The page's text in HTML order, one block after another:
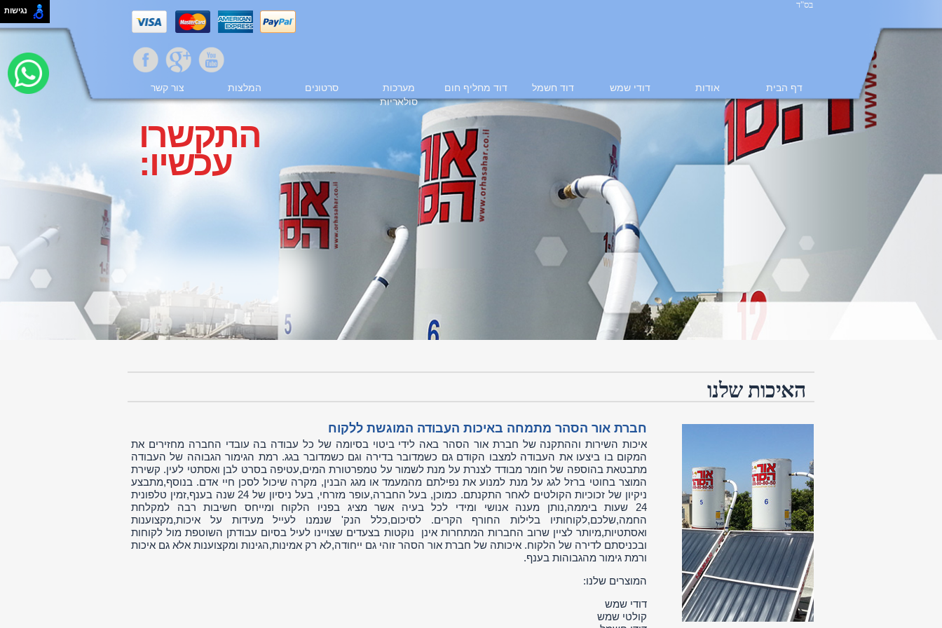
דף הבית אודות דודי שמש דוד חשמל דוד מחליף חום
מערכות
סולאריות
סרטונים המלצות צור קשר
בס"ד
התקשרו
עכשיו:
האיכות שלנו
חברת אור הסהר מתמחה באיכות העבודה המוגשת ללקוח
איכות השירות וההתקנה של חברת אור הסהר באה לידי ביטוי בסיומה של כל עבודה בה עובדי החברה מחזירים את
המקום בו ביצעו את העבודה למצבו הקודם גם כשמדובר בדירה וגם כשמדובר בגג. רמת הגימור הגבוהה של העבודה
מתבטאת בהוספה של חומר מבודד לצנרת על מנת לשמור על טמפרטורת המים,עטיפה בסרט לבן ואסתטי לעין. קשירת
המוצר בחוטי ברזל לגג על מנת למנוע את נפילתם מהמעמד או מגג הבנין, מקרה שיכול לסכן חיי אדם. בנוסף,מתבצע
ניקיון של זכוכיות הקולטים לאחר התקנתם. כמוכן, בעל החברה,עופר מזרחי, בעל ניסיון של 24 שנה בענף,זמין טלפונית
24 שעות ביממה,נותן מענה אנושי ומידי לכל בעיה אשר מציג בפניו הלקוח ומייחס חשיבות רבה למקלחת
החמה,שלכם,לקוחותיו בלילות החורף הקרים. לסיכום,כלל הנק' שנמנו לעייל מעידות על איכות,מקצוענות
ואסתטיות,מיותר לציין שרוב החברות המתחרות אינן נוקטות בצעדים שצויינו לעיל בסיום עבודתן השוטפת מול לקוחות
ובכניסתם לדירה של הלקוח. איכותה של חברת אור הסהר זוהי גם ייחודה,לא רק אמינות,הגינות ומקצוענות אלא גם איכות
ורמת גימור מהגבוהות בענף.
המוצרים שלנו:
דודי שמש
קולטי שמש
נגישות